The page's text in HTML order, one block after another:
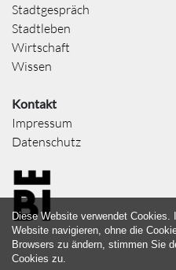
Stadtgespräch
Stadtleben
Wirtschaft
Wissen
Kontakt
Impressum
Datenschutz
Diese Website verwendet
Website navigieren, ohne die
Browsers zu ändern, stimmen Sie
Cookies zu.